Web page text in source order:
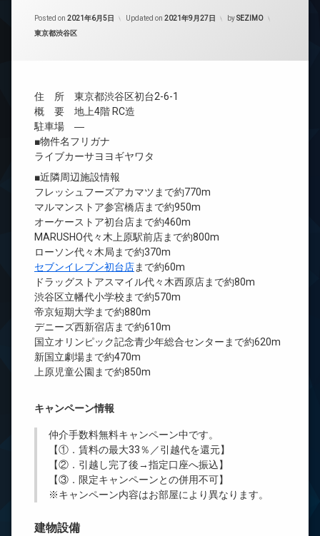
Posted on 2021年6月5日 Updated on 2021年9月27日 bySEZIMO
カテゴリー:
東京都渋谷区
住 所 東京都渋谷区初台2-6-1
概 要 地上4階 RC造
駐車場 ―
■物件名フリガナ
ライブカーサヨヨギヤワタ
■近隣周辺施設情報
フレッシュフーズアカマツまで約770m
マルマンストア参宮橋店まで約950m
オーケーストア初台店まで約460m
MARUSHO代々木上原駅前店まで約800m
ローソン代々木局まで約370m
セブンイレブン初台店まで約60m
ドラッグストアスマイル代々木西原店まで約80m
渋谷区立幡代小学校まで約570m
帝京短期大学まで約880m
デニーズ西新宿店まで約610m
国立オリンピック記念青少年総合センターまで約620m
新国立劇場まで約470m
上原児童公園まで約850m
キャンペーン情報
仲介手数料無料キャンペーン中です。
【①．賃料の最大33％／引越代を還元】
【②．引越し完了後→指定口座へ振込】
【③．限定キャンペーンとの併用不可】
※キャンペーン内容はお部屋により異なります。
建物設備